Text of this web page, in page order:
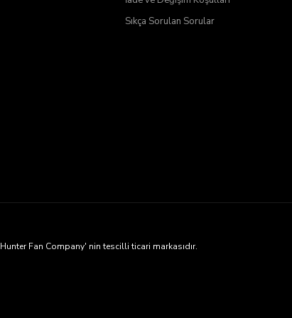
Sıkça Sorulan Sorular
Fan Company' nin tescilli ticari markasıdır.